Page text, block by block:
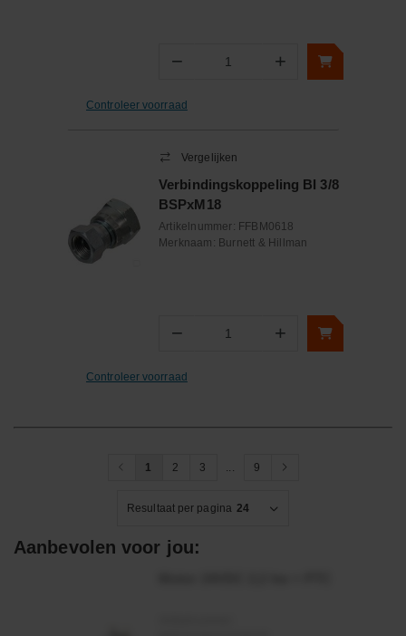
− Aantal +
Controleer voorraad
Vergelijken
Verbindingskoppeling BI 3/8
BSPxM18
Artikelnummer: FFBM0618
Merknaam: Burnett & Hillman
− Aantal +
Controleer voorraad
1 2 3 ... 9
Resultaat per pagina 24
Aanbevolen voor jou: